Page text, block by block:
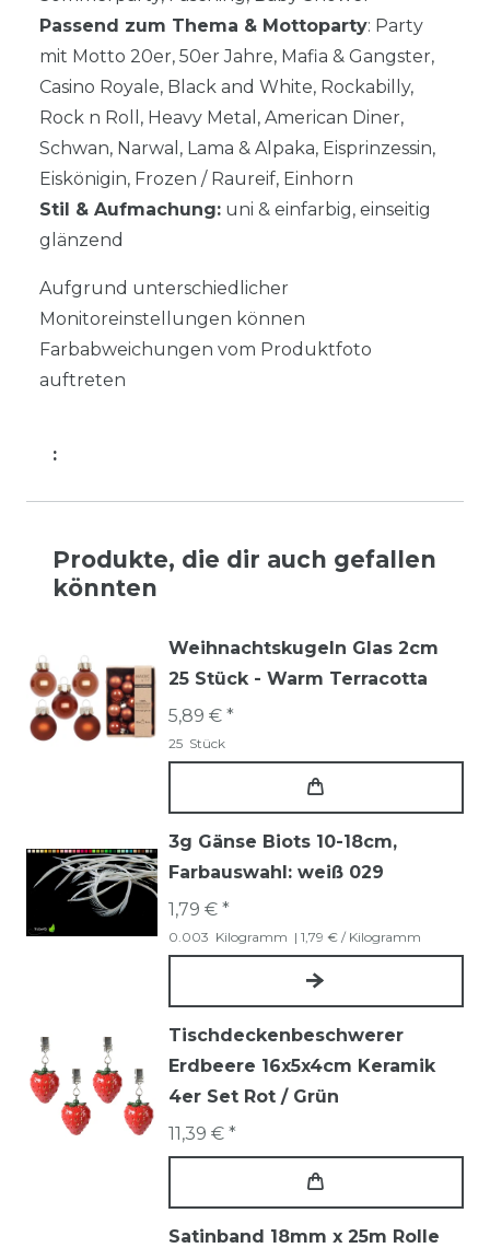
Passend zum Thema & Mottoparty: Party
mit Motto 20er, 50er Jahre, Mafia & Gangster,
Casino Royale, Black and White, Rockabilly,
Rock n Roll, Heavy Metal, American Diner,
Schwan, Narwal, Lama & Alpaka, Eisprinzessin,
Eiskönigin, Frozen / Raureif, Einhorn
Stil & Aufmachung: uni & einfarbig, einseitig
glänzend
Aufgrund unterschiedlicher
Monitoreinstellungen können
Farbabweichungen vom Produktfoto
auftreten
:
Produkte, die dir auch gefallen
könnten
Weihnachtskugeln Glas 2cm
25 Stück - Warm Terracotta
5,89 € *
25 Stück
3g Gänse Biots 10-18cm,
Farbauswahl: weiß 029
1,79 € *
0.003 Kilogramm | 1,79 € / Kilogramm
Tischdeckenbeschwerer
Erdbeere 16x5x4cm Keramik
4er Set Rot / Grün
11,39 € *
Satinband 18mm x 25m Rolle